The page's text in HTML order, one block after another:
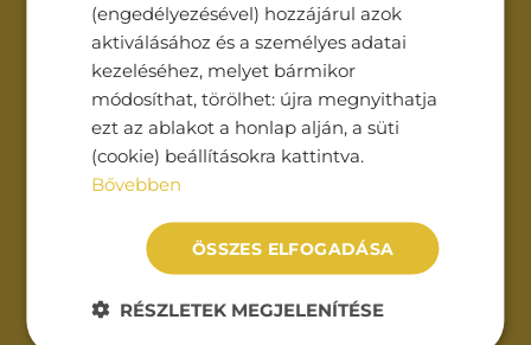
Vegye fel velünk a
kapcsolatot!
Név*
Cégnév
(engedélyezésével) hozzájárul azok
aktiválásához és a személyes adatai
kezeléséhez, melyet bármikor
módosíthat, törölhet: újra megnyithatja
ezt az ablakot a honlap alján, a süti
(cookie) beállításokra kattintva.
Bővebben
ÖSSZES ELFOGADÁSA
RÉSZLETEK MEGJELENÍTÉSE